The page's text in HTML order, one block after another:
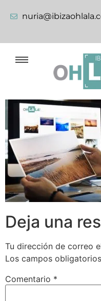
Deja una
Tu dirección de correo
Los campos
Comentario *